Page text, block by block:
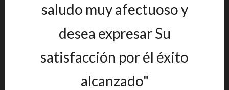
saludo muy afectuoso y
desea expresar Su
satisfacción por él éxito
alcanzado"